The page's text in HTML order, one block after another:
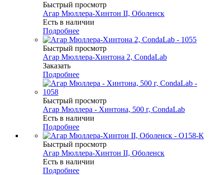
Быстрый просмотр
Агар Мюллера-Хинтон II, Оболенск
Есть в наличии
Подробнее
Быстрый просмотр
Агар Мюллера-Хинтона 2, CondaLab
Заказать
Подробнее
Быстрый просмотр
Агар Мюллера - Хинтона, 500 г, CondaLab
Есть в наличии
Подробнее
Быстрый просмотр
Агар Мюллера-Хинтон II, Оболенск
Есть в наличии
Подробнее